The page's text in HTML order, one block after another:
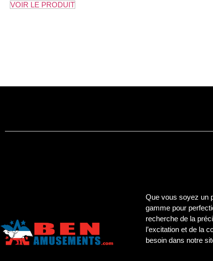
VOIR LE PRODUIT
Que vous soyez un
gamme pour
recherche de la
l’excitation et de la
besoin dans notre